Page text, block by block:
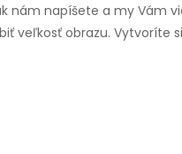
nám napíšete a my Vám
veľkosť obrazu. Vytvoríte